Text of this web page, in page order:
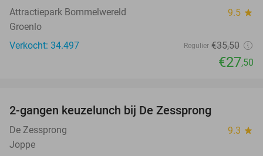
Attractiepark Bommelwereld 9.5 star
Groenlo
Verkocht: 34.497
Regulier €35,50
€27,50
2-gangen keuzelunch bij De Zessprong
De Zessprong 9.3 star
Joppe